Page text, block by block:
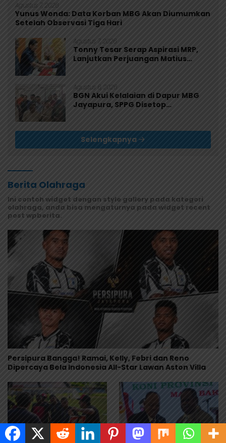
Agustus 7, 2026
Yunus Wonda: Data Korban MBG Akan Diumumkan
Setelah Observasi Tiga Hari
Agustus 7, 2026
Tonny Tesar Serap Aspirasi MRP,
Lanjutkan Perjuangan Matius
Agustus 6, 2026
BGN Akui Kelalaian di Dapur MBG
Jayapura, SPPG Disetop
Selengkapnya
Berita Olahraga
Ini contoh widget dengan style gallery pada kategori
olahraga, anda bisa mengaturnya pada widget recent
post wpberita.
Persipura Bangga! Ramai, Kelly, Febri dan Reno
Dipercaya Bela Indonesia All-Star Lawan Aston Villa